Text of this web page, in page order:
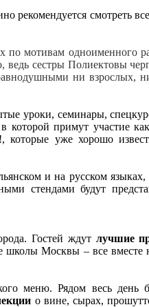
рекомендуется смотреть
мотивам одноименного
сестры Полиектовы
ни взрослых,
уроки, семинары,
которой примут участие
которые уже хорошо
и на русском
стендами будут
Гостей ждут лучшие
школы Москвы – все вместе
меню. Рядом весь день
о вине, сырах,